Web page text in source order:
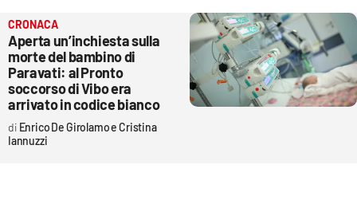
CRONACA
Aperta un’inchiesta sulla
morte del bambino di
Paravati: al Pronto
soccorso di Vibo era
arrivato in codice bianco
Enrico De Girolamo e Cristina
Iannuzzi